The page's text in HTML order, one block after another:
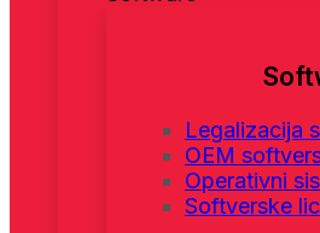
Legalizacija
OEM
Operativni
Softverske